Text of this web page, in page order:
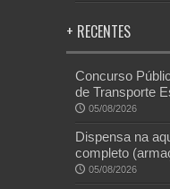
+ RECENTES
Concurso
de Transporte
05/08/2026
Dispensa na
completo
05/08/2026